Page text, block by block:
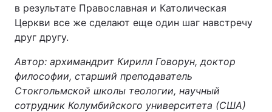
в результате Православная и Католическая
Церкви все же сделают еще один шаг навстречу
друг другу.
Автор: архимандрит Кирилл Говорун, доктор
философии, старший преподаватель
Стокгольмской школы теологии, научный
сотрудник Колумбийского университета (США)